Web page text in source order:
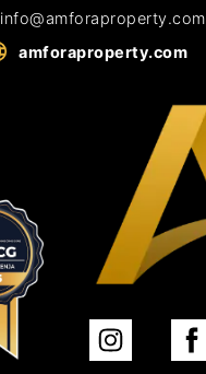
info@amforaproperty.com
amforaproperty.com